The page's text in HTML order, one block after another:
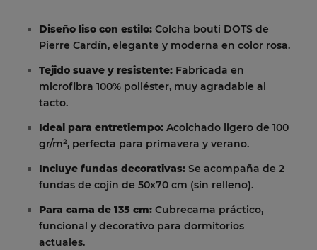
Diseño liso con estilo: Colcha bouti DOTS de
Pierre Cardín, elegante y moderna en color rosa.
Tejido suave y resistente: Fabricada en
microfibra 100% poliéster, muy agradable al
tacto.
Ideal para entretiempo: Acolchado ligero de 100
gr/m², perfecta para primavera y verano.
Incluye fundas decorativas: Se acompaña de 2
fundas de cojín de 50x70 cm (sin relleno).
Para cama de 135 cm: Cubrecama práctico,
funcional y decorativo para dormitorios
actuales.